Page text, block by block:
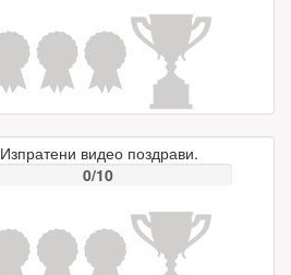
Изпратени видео поздрави.
0/10